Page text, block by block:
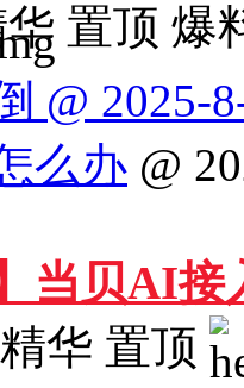
置顶 爆
@ 2025-
么办 @
当贝AI
精华 置顶